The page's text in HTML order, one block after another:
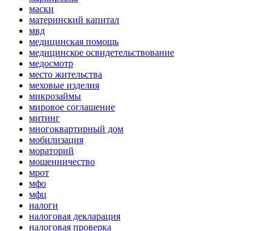
маски
материнский капитал
мвд
медицинская помощь
медицинское освидетельствование
медосмотр
место жительства
меховые изделия
микрозаймы
мировое соглашение
митинг
многоквартирный дом
мобилизация
мораторий
мошенничество
мрот
мфо
мфц
налоги
налоговая декларация
налоговая проверка